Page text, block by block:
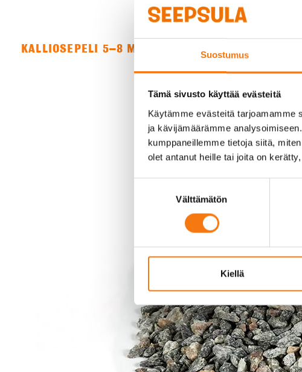
Suostumus
Tämä sivusto käyttää evästeitä
Käytämme evästeitä tarjoamamme
ja kävijämäärämme
kumppaneillemme tietoja siitä,
olet antanut heille tai joita on
Välttämätön
Kiellä
KALLIOSEPELI 5–8 MM